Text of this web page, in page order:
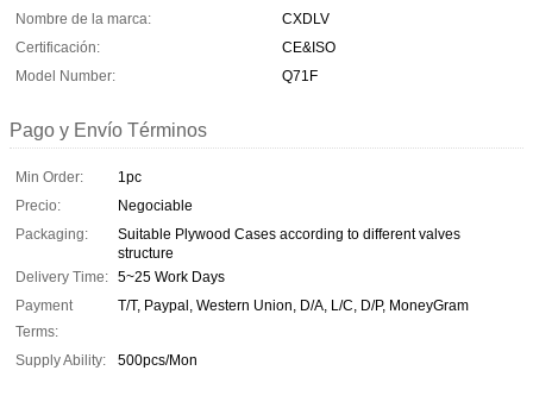
Nombre de la marca:
CXDLV
Certificación:
CE&ISO
Model Number:
Q71F
Pago y Envío Términos
Min Order:
1pc
Precio:
Negociable
Packaging:
Suitable Plywood Cases according to different valves
structure
Delivery Time: 5~25 Work Days
Payment
Terms:
T/T, Paypal, Western Union, D/A, L/C, D/P, MoneyGram
Supply Ability: 500pcs/Mon